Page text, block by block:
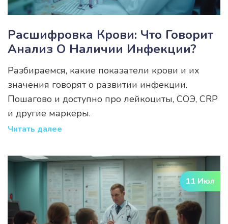
Расшифровка Крови: Что Говорит
Анализ О Наличии Инфекции?
Разбираемся, какие показатели крови и их
значения говорят о развитии инфекции.
Пошагово и доступно про лейкоциты, СОЭ, CRP
и другие маркеры.
Читать далее
11 Июл